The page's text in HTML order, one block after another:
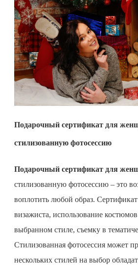
Подарочный сертификат для
стилизованную фотосессию
Подарочный сертификат для
стилизованную фотосессию – это
воплотить любой образ.
визажиста, использование
выбранном стиле, съемку в
Стилизованная фотосессия может
нескольких стилей на выбор